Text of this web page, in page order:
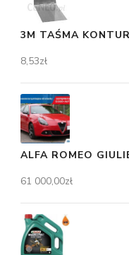
3M TAŚMA
8,53zł
ALFA ROMEO
61 000,00zł